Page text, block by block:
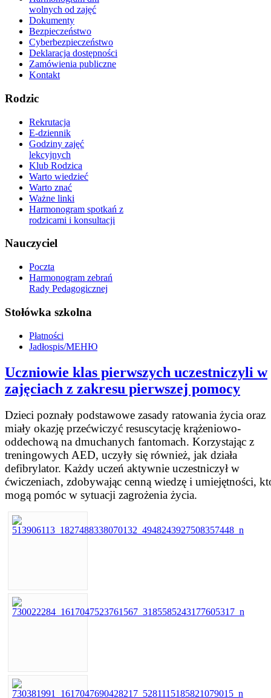
wolnych od zajęć
Dokumenty
Bezpieczeństwo
Cyberbezpieczeństwo
Deklaracja dostępności
Zamówienia publiczne
Kontakt
Rodzic
Rekrutacja
E-dziennik
Godziny zajęć
lekcyjnych
Klub Rodzica
Warto wiedzieć
Warto znać
Ważne linki
Harmonogram spotkań z
rodzicami i konsultacji
Nauczyciel
Poczta
Harmonogram zebrań
Rady Pedagogicznej
Stołówka szkolna
Płatności
Jadłospis/МЕНЮ
Uczniowie klas pierwszych uczestniczyli w
zajęciach z zakresu pierwszej pomocy
Dzieci poznały podstawowe zasady ratowania życia oraz
miały okazję przećwiczyć resuscytację krążeniowo-
oddechową na dmuchanych fantomach. Korzystając z
treningowych AED, uczyły się również, jak działa
defibrylator. Każdy uczeń aktywnie uczestniczył w
ćwiczeniach, zdobywając cenną wiedzę i umiejętności,
mogą pomóc w sytuacji zagrożenia życia.